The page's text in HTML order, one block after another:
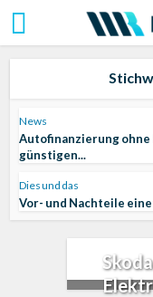
News
Autofinanzierung ohne
günstigen...
Dies und das
Vor- und Nachteile